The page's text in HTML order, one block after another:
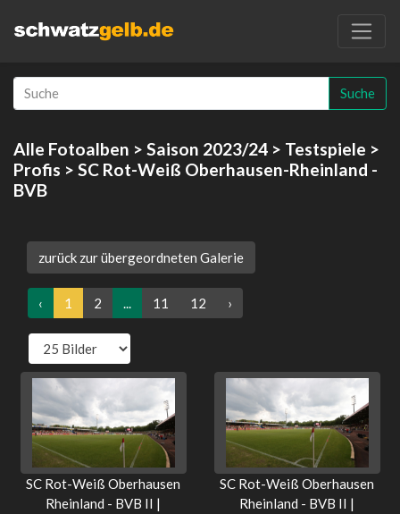
Suche
Alle Fotoalben > Saison 2023/24 > Testspiele >
Profis > SC Rot-Weiß Oberhausen-Rheinland -
BVB
zurück zur übergeordneten Galerie
‹ 1 2 ... 11 12 ›
SC Rot-Weiß Oberhausen
Rheinland - BVB II |
SC Rot-Weiß Oberhausen
Rheinland - BVB II |